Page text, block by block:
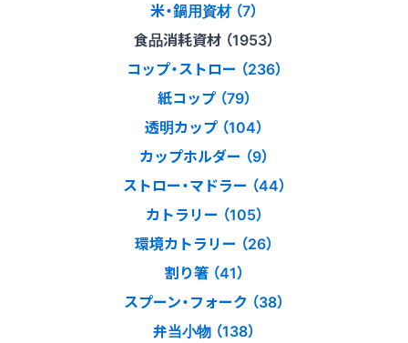
米・鍋用資材 （7）
食品消耗資材 （1953）
コップ・ストロー （236）
紙コップ （79）
透明カップ （104）
カップホルダー （9）
ストロー・マドラー （44）
カトラリー （105）
環境カトラリー （26）
割り箸 （41）
スプーン・フォーク （38）
弁当小物 （138）